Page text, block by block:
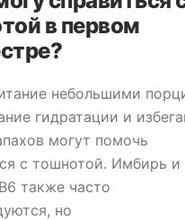
в первом
небольшими
гидратации и
могут помочь
с тошнотой. Имбирь и
также часто
но